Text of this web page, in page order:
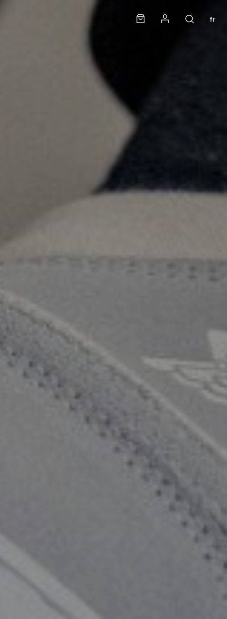
Panier
Mon compte
Rechercher
fr